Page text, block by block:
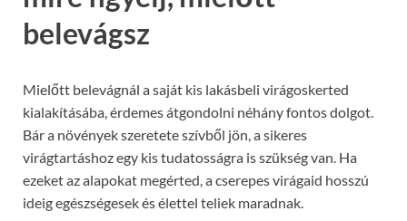
belevágsz
Mielőtt belevágnál a saját kis lakásbeli virágoskerted
kialakításába, érdemes átgondolni néhány fontos dolgot.
Bár a növények szeretete szívből jön, a sikeres
virágtartáshoz egy kis tudatosságra is szükség van. Ha
ezeket az alapokat megérted, a cserepes virágaid hosszú
ideig egészségesek és élettel teliek maradnak.